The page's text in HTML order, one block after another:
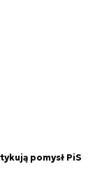
pomysł PiS